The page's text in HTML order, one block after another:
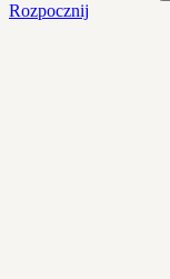
Rozpocznij